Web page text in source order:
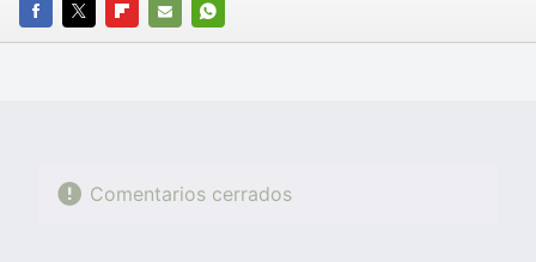
FACEBOOK
TWITTERFLIPBOARD
E-
WHATSAPP
Comentarios cerrados